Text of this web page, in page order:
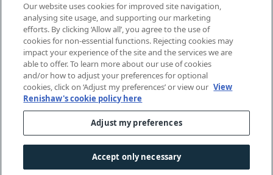
レニショーの出展イベント
© 2001-2026 Renishaw plc.無断転用禁止。
お問い合わせ | | ユーザー補助
Cookieに関するガイド
Our website uses cookies for improved site navigation,
analysing site usage, and supporting our marketing
efforts. By clicking ‘Allow all’, you agree to the use of
cookies for non-essential functions. Rejecting cookies may
impact your experience of the site and the services we are
able to offer. To learn more about our use of cookies
and/or how to adjust your preferences for optional
cookies, click on ‘Adjust my preferences’ or view our View
Renishaw's cookie policy here
Adjust my preferences
Accept only necessary